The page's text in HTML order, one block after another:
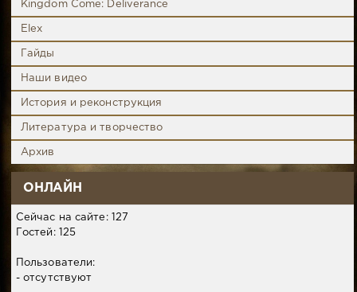
Kingdom Come: Deliverance
Elex
Гайды
Наши видео
История и реконструкция
Литература и творчество
Архив
ОНЛАЙН
Сейчас на сайте: 127
Гостей: 125
Пользователи:
- отсутствуют